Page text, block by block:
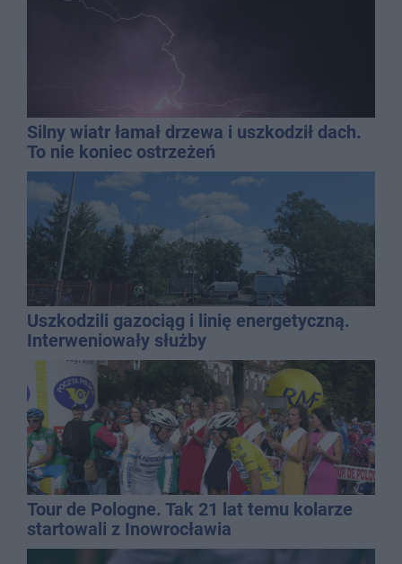
Silny wiatr łamał drzewa i uszkodził dach.
To nie koniec ostrzeżeń
Uszkodzili gazociąg i linię energetyczną.
Interweniowały służby
Tour de Pologne. Tak 21 lat temu kolarze
startowali z Inowrocławia